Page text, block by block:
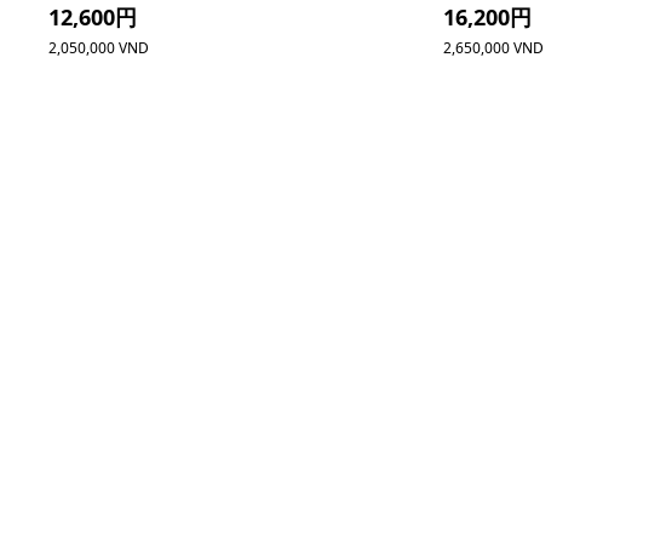
12,600円
2,050,000 VND
16,200円
2,650,000 VND